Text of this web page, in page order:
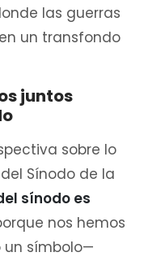
las guerras
un transfondo
juntos
sobre lo
Sínodo de la
sínodo es
nos hemos
símbolo—